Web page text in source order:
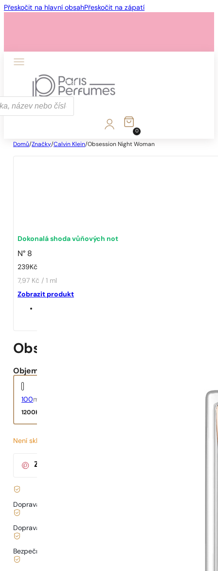
Přeskočit na hlavní obsahPřeskočit na zápatí
1 - 3 ks
0
Domů/Značky/Calvin Klein/Obsession Night Woman
Dokonalá shoda vůňových not
N° 8
239 Kč
7,97 Kč / 1 ml
Zobrazit produkt
Obsession Night Woman
Objem:
100ml
1200 Kč
Není skladem
Za nákup tohoto produktu
Doprava zdarma od
Doprava od
Bezpečné nakupování a platby